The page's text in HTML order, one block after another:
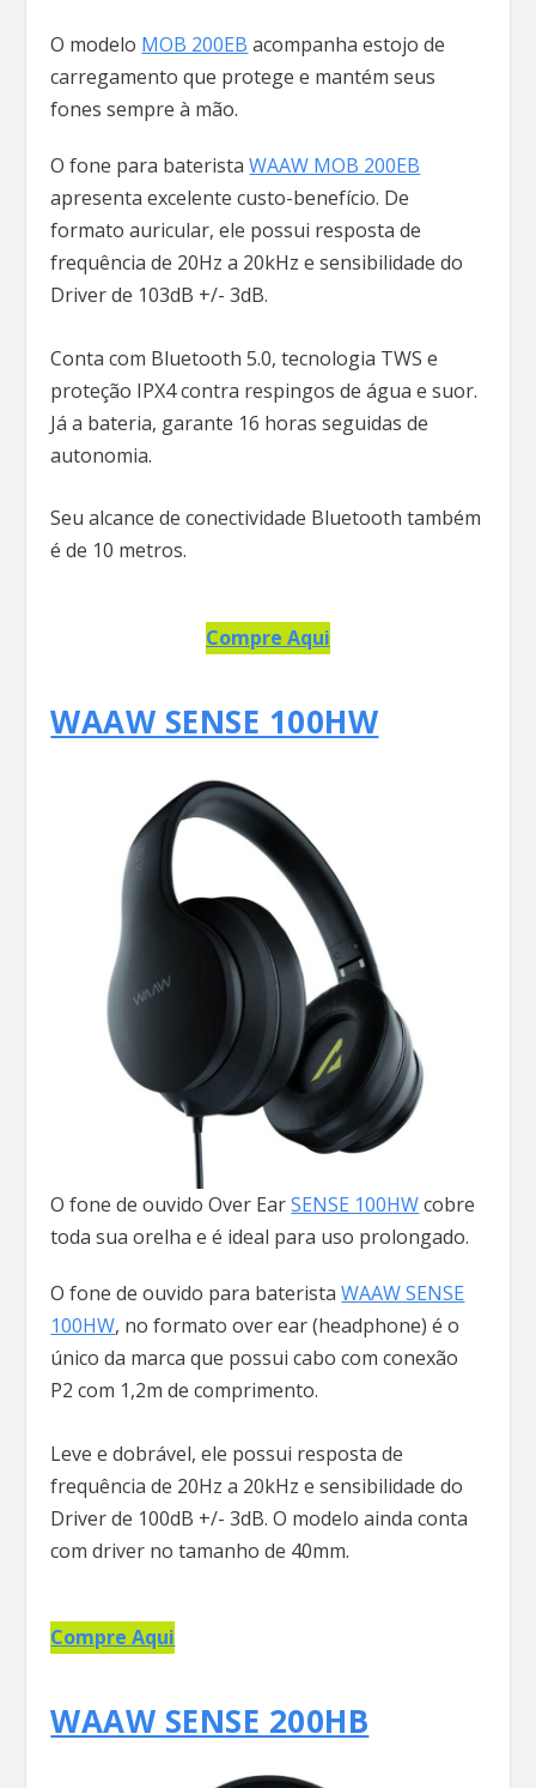
O modelo MOB 200EB acompanha estojo de
carregamento que protege e mantém seus
fones sempre à mão.
O fone para bateristaWAAW MOB 200EB
apresenta excelente custo-benefício. De
formato auricular, ele possui resposta de
frequência de 20Hz a 20kHz e sensibilidade do
Driver de 103dB +/- 3dB.
Conta com Bluetooth 5.0, tecnologia TWS e
proteção IPX4 contra respingos de água e suor.
Já a bateria, garante 16 horas seguidas de
autonomia.
Seu alcance de conectividade Bluetooth também
é de 10 metros.
Compre Aqui
WAAW SENSE 100HW
O fone de ouvido Over EarSENSE 100HWcobre
toda sua orelha e é ideal para uso prolongado.
O fone de ouvido para bateristaWAAW SENSE
100HW, no formato over ear (headphone) é o
único da marca que possui cabo com conexão
P2 com 1,2m de comprimento.
Leve e dobrável, ele possui resposta de
frequência de 20Hz a 20kHz e sensibilidade do
Driver de 100dB +/- 3dB. O modelo ainda conta
com driver no tamanho de 40mm.
Compre Aqui
WAAW SENSE 200HB